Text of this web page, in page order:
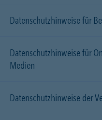
Datenschutzhinweise für
Datenschutzhinweise für
Medien
Datenschutzhinweise der